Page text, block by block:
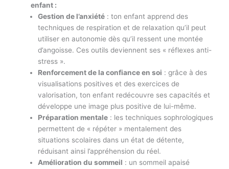
enfant :
Gestion de l’anxiété: ton enfant apprend des
techniques de respiration et de relaxation qu’il peut
utiliser en autonomie dès qu’il ressent une montée
d’angoisse. Ces outils deviennent ses « réflexes anti-
stress ».
Renforcement de la confiance en soi : grâce à des
visualisations positives et des exercices de
valorisation, ton enfant redécouvre ses capacités et
développe une image plus positive de lui-même.
Préparation mentale: les techniques sophrologiques
permettent de « répéter » mentalement des
situations scolaires dans un état de détente,
réduisant ainsi l’appréhension du réel.
Amélioration du sommeil : un sommeil apaisé